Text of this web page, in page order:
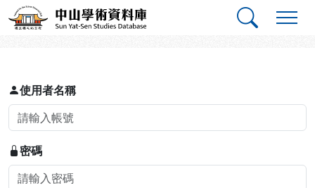
跳到主要內容
中山學術資料庫
登入
使用者名稱
密碼